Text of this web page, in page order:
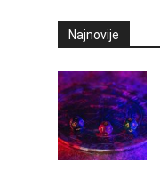
Najnovije